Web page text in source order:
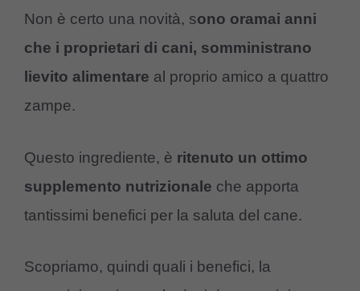
Non è certo una novità, sono oramai anni
che i proprietari di cani, somministrano
lievito alimentare al proprio amico a quattro
zampe.
Questo ingrediente, è ritenuto un ottimo
supplemento nutrizionale che apporta
tantissimi benefici per la saluta del cane.
Scopriamo, quindi quali i benefici, la